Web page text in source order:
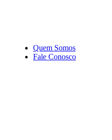
Quem Somos
Fale Conosco